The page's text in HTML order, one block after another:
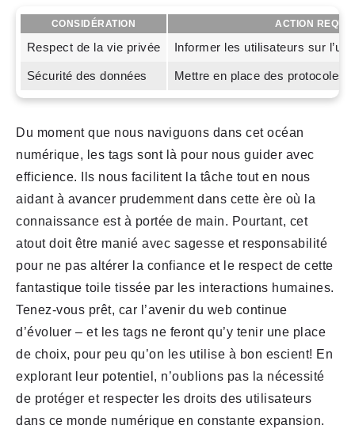
CONSIDÉRATION ACTION
Respect de la vie privée Informer les utilisateurs sur
Sécurité des données Mettre en place des protocoles
Du moment que nous naviguons dans cet océan
numérique, les tags sont là pour nous guider avec
efficience. Ils nous facilitent la tâche tout en nous
aidant à avancer prudemment dans cette ère où la
connaissance est à portée de main. Pourtant, cet
atout doit être manié avec sagesse et responsabilité
pour ne pas altérer la confiance et le respect de cette
fantastique toile tissée par les interactions humaines.
Tenez-vous prêt, car l’avenir du web continue
d’évoluer – et les tags ne feront qu’y tenir une place
de choix, pour peu qu’on les utilise à bon escient! En
explorant leur potentiel, n’oublions pas la nécessité
de protéger et respecter les droits des utilisateurs
dans ce monde numérique en constante expansion.